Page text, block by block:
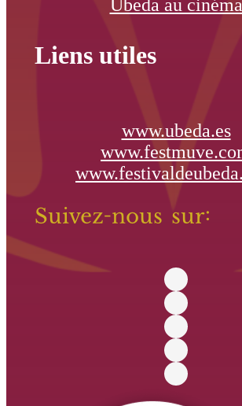
Úbeda au cinéma
Liens utiles
www.ubeda.es
Suivez-nous sur: